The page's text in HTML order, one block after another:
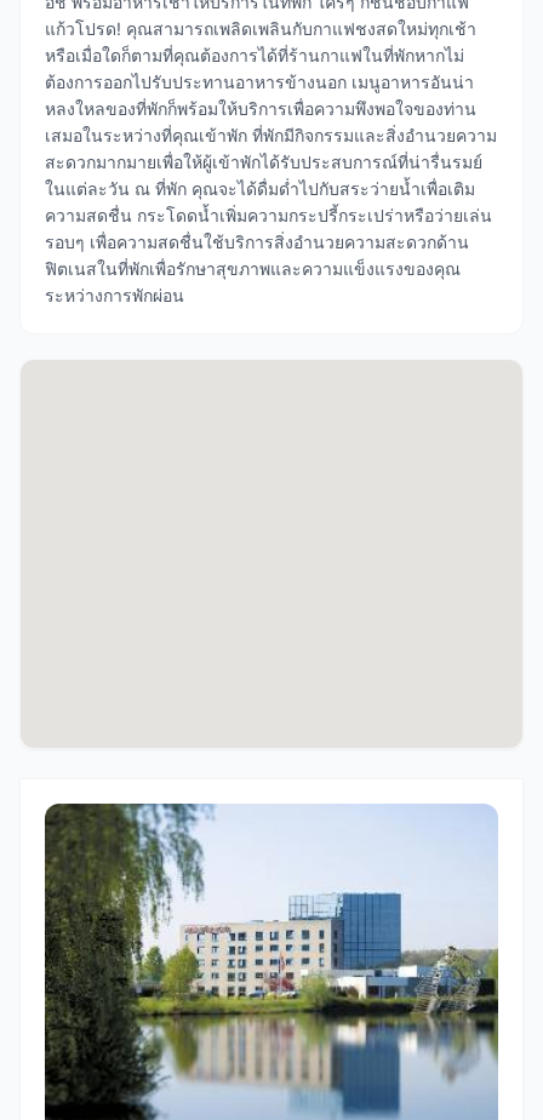
แก้วโปรด! คุณสามารถเพลิดเพลินกับกาแฟชงสดใหม่ทุกเช้า
หรือเมื่อใดก็ตามที่คุณต้องการได้ที่ร้านกาแฟในที่พักหากไม่
ต้องการออกไปรับประทานอาหารข้างนอก เมนูอาหารอันน่า
หลงใหลของที่พักก็พร้อมให้บริการเพื่อความพึงพอใจของท่าน
เสมอในระหว่างที่คุณเข้าพัก ที่พักมีกิจกรรมและสิ่งอำนวยความ
สะดวกมากมายเพื่อให้ผู้เข้าพักได้รับประสบการณ์ที่น่ารื่นรมย์
ในแต่ละวัน ณ ที่พัก คุณจะได้ดื่มด่ำไปกับสระว่ายน้ำเพื่อเติม
ความสดชื่น กระโดดน้ำเพิ่มความกระปรี้กระเปร่าหรือว่ายเล่น
รอบๆ เพื่อความสดชื่นใช้บริการสิ่งอำนวยความสะดวกด้าน
ฟิตเนสในที่พักเพื่อรักษาสุขภาพและความแข็งแรงของคุณ
ระหว่างการพักผ่อน